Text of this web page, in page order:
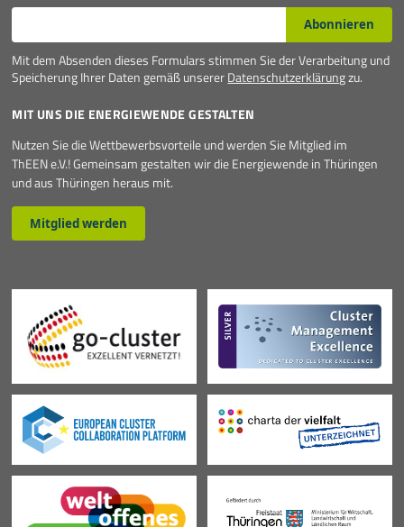
E-Mail* Abonnieren
Mit dem Absenden dieses Formulars stimmen Sie der Verarbeitung und
Speicherung Ihrer Daten gemäß unsererDatenschutzerklärungzu.
MIT UNS DIE ENERGIEWENDE GESTALTEN
Nutzen Sie die Wettbewerbsvorteile und werden Sie Mitglied im
ThEEN e.V.! Gemeinsam gestalten wir die Energiewende in Thüringen
und aus Thüringen heraus mit.
Mitglied werden